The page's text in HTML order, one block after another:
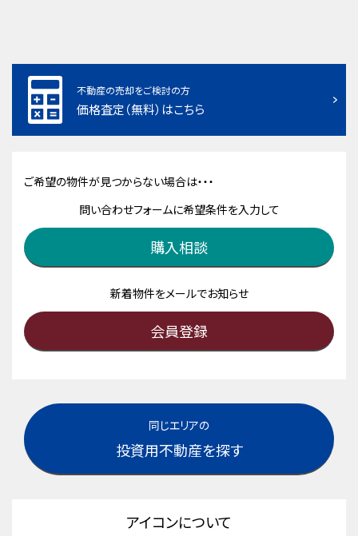
不動産の売却をご検討の方
価格査定（無料）はこちら
ご希望の物件が見つからない場合は・・・
問い合わせフォームに希望条件を入力して
購入相談
新着物件をメールでお知らせ
会員登録
同じエリアの
投資用不動産を探す
アイコンについて